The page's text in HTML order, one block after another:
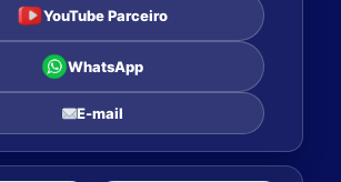
YouTube Parceiro
WhatsApp
E-mail